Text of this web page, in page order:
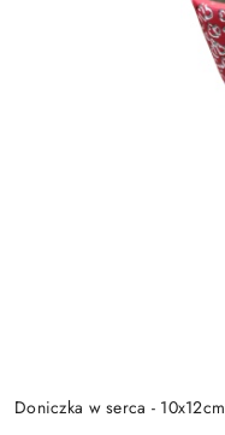
Doniczka w serca - 10x12cm